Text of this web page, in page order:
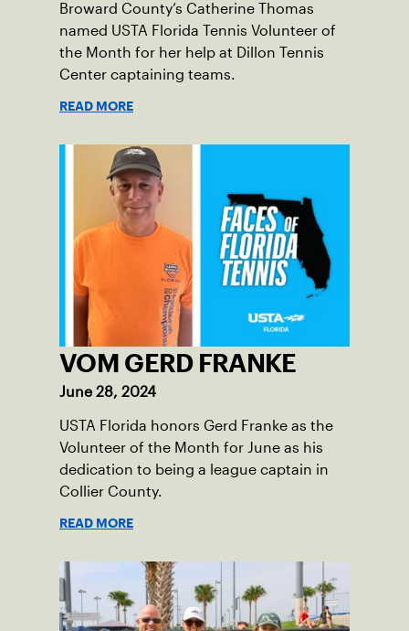
Broward County’s Catherine Thomas
named USTA Florida Tennis Volunteer of
the Month for her help at Dillon Tennis
Center captaining teams.
READ MORE
VOM GERD FRANKE
June 28, 2024
USTA Florida honors Gerd Franke as the
Volunteer of the Month for June as his
dedication to being a league captain in
Collier County.
READ MORE